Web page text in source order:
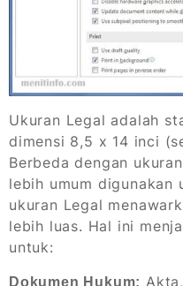
Ukuran Legal adalah
dimensi 8,5 x 14 inci
Berbeda dengan
lebih umum digunakan
ukuran Legal
lebih luas. Hal ini
untuk:
Dokumen Hukum: